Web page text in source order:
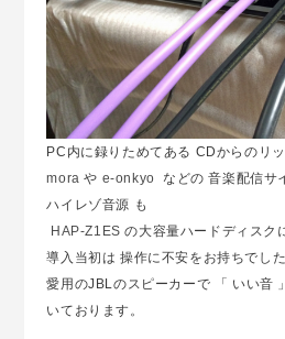
PC内に録りためてある CDからのリ
moraや e-onkyo などの 音楽配信サ
ハイレゾ音源 も
HAP-Z1ES の大容量ハードディスク
導入当初は 操作に不安をお持ちでし
愛用のJBLのスピーカーで 「 いい音
いております。